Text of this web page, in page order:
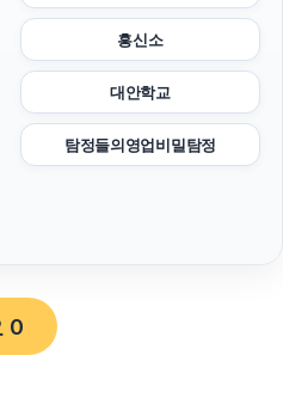
흥신소
대안학교
탐정들의영업비밀탐정
0